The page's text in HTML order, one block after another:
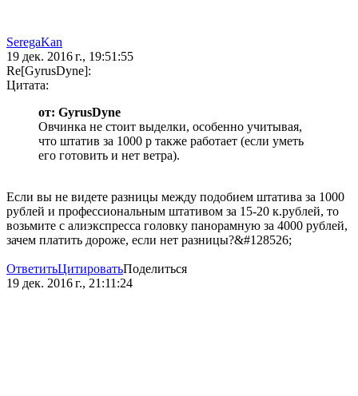
SeregaKan
19 дек. 2016 г., 19:51:55
Re[GyrusDyne]:
Цитата:
от: GyrusDyne
Овчинка не стоит выделки, особенно учитывая,
что штатив за 1000 р также работает (если уметь
его готовить и нет ветра).
Если вы не видете разницы между подобием штатива за 1000
рублей и профессиональным штативом за 15-20 к.рублей, то
возьмите с алиэкспресса головку панорамную за 4000 рублей,
зачем платить дороже, если нет разницы?&#128526;
ОтветитьЦитироватьПоделиться
19 дек. 2016 г., 21:11:24